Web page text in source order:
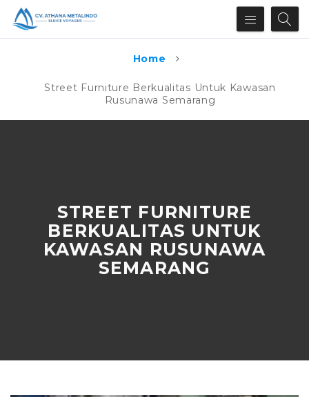
Home
Street Furniture Berkualitas Untuk Kawasan
Rusunawa Semarang
STREET FURNITURE
BERKUALITAS UNTUK
KAWASAN RUSUNAWA
SEMARANG